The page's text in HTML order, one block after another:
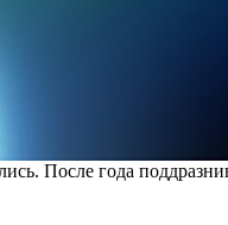
После года